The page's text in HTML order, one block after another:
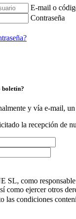
E-mail o
Contraseña
boletín?
y vía e-mail,
la recepción de
como responsable
como ejercer otros
las condiciones